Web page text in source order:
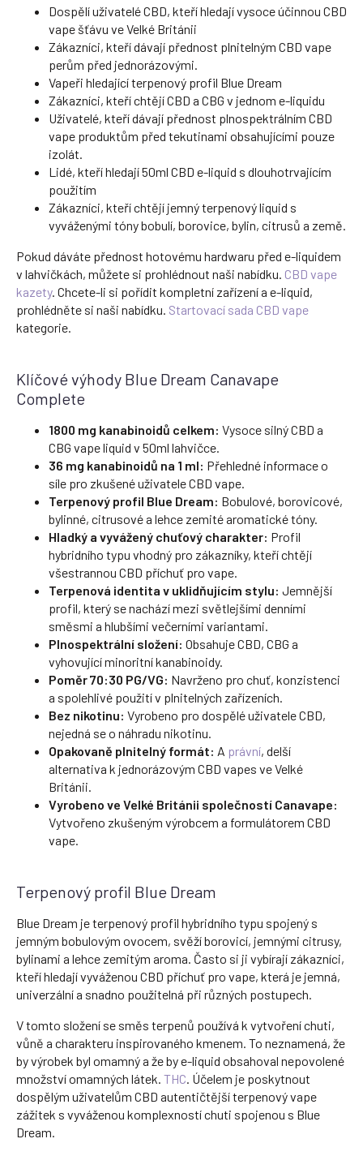
Dospělí uživatelé CBD, kteří hledají vysoce účinnou CBD
vape šťávu ve Velké Británii
Zákazníci, kteří dávají přednost plnitelným CBD vape
perům před jednorázovými.
Vapeři hledající terpenový profil Blue Dream
Zákazníci, kteří chtějí CBD a CBG v jednom e-liquidu
Uživatelé, kteří dávají přednost plnospektrálním CBD
vape produktům před tekutinami obsahujícími pouze
izolát.
Lidé, kteří hledají 50ml CBD e-liquid s dlouhotrvajícím
použitím
Zákazníci, kteří chtějí jemný terpenový liquid s
vyváženými tóny bobulí, borovice, bylin, citrusů a země.
Pokud dáváte přednost hotovému hardwaru před e-liquidem
v lahvičkách, můžete si prohlédnout naši nabídku. CBD vape
kazety. Chcete-li si pořídit kompletní zařízení a e-liquid,
prohlédněte si naši nabídku. Startovací sada CBD vape
kategorie.
Klíčové výhody Blue Dream Canavape
Complete
1800 mg kanabinoidů celkem: Vysoce silný CBD a
CBG vape liquid v 50ml lahvičce.
36 mg kanabinoidů na 1 ml: Přehledné informace o
síle pro zkušené uživatele CBD vape.
Terpenový profil Blue Dream: Bobulové, borovicové,
bylinné, citrusové a lehce zemité aromatické tóny.
Hladký a vyvážený chuťový charakter: Profil
hybridního typu vhodný pro zákazníky, kteří chtějí
všestrannou CBD příchuť pro vape.
Terpenová identita v uklidňujícím stylu: Jemnější
profil, který se nachází mezi světlejšími denními
směsmi a hlubšími večerními variantami.
Plnospektrální složení: Obsahuje CBD, CBG a
vyhovující minoritní kanabinoidy.
Poměr 70:30 PG/VG: Navrženo pro chuť, konzistenci
a spolehlivé použití v plnitelných zařízeních.
Bez nikotinu: Vyrobeno pro dospělé uživatele CBD,
nejedná se o náhradu nikotinu.
Opakovaně plnitelný formát: A právní, delší
alternativa k jednorázovým CBD vapes ve Velké
Británii.
Vyrobeno ve Velké Británii společností Canavape:
Vytvořeno zkušeným výrobcem a formulátorem CBD
vape.
Terpenový profil Blue Dream
Blue Dream je terpenový profil hybridního typu spojený s
jemným bobulovým ovocem, svěží borovicí, jemnými citrusy,
bylinami a lehce zemitým aroma. Často si ji vybírají zákazníci,
kteří hledají vyváženou CBD příchuť pro vape, která je jemná,
univerzální a snadno použitelná při různých postupech.
V tomto složení se směs terpenů používá k vytvoření chuti,
vůně a charakteru inspirovaného kmenem. To neznamená, že
by výrobek byl omamný a že by e-liquid obsahoval nepovolené
množství omamných látek. THC . Účelem je poskytnout
dospělým uživatelům CBD autentičtější terpenový vape
zážitek s vyváženou komplexností chuti spojenou s Blue
Dream.